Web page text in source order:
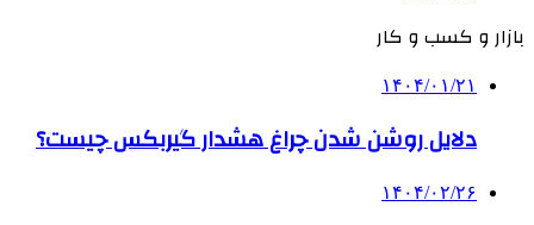
بازار و کسب و کار
۱۴۰۴/۰۱/۲۱
دلایل روشن شدن چراغ هشدار گیربکس چیست؟
۱۴۰۴/۰۲/۲۶